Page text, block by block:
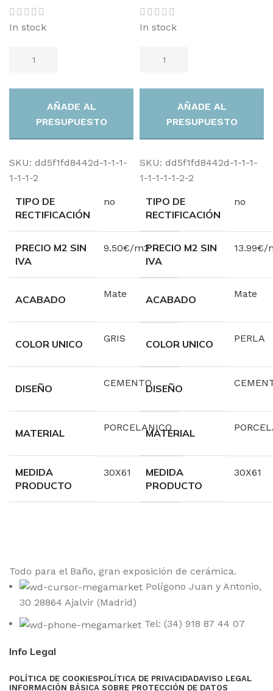
In stock
AÑADE AL
PRESUPUESTO
SKU: dd5f1fd8442d-1-1-1-
1-1-1-2
TIPO DE
RECTIFICACIÓN
no
PRECIO M2 SIN
IVA
9.50€/m2
ACABADO Mate
COLOR UNICO GRIS
DISEÑO CEMENTO
MATERIAL PORCELANICO
MEDIDA
PRODUCTO
30X61
In stock
AÑADE AL
PRESUPUESTO
SKU: dd5f1fd8442d-1-1-1-
1-1-1-1-1-2-2
TIPO DE
RECTIFICACIÓN
no
PRECIO M2 SIN
IVA
13.99€/
ACABADO Mate
COLOR UNICO PERLA
DISEÑO
MATERIAL
MEDIDA
PRODUCTO
30X61
Todo para el Baño, gran exposición de cerámica.
Polígono Juan y Antonio,
30 28864 Ajalvir (Madrid)
Tel: (34) 918 87 44 07
Info Legal
POLÍTICA DE COOKIESPOLÍTICA DE PRIVACIDADAVISO LEGAL
INFORMACIÓN BÁSICA SOBRE PROTECCIÓN DE DATOS